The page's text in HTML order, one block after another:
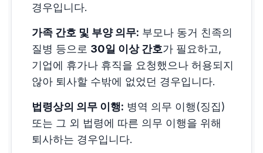
경우입니다.
가족 간호 및 부양 의무: 부모나 동거 친족의
질병 등으로 30일 이상 간호가 필요하고,
기업에 휴가나 휴직을 요청했으나 허용되지
않아 퇴사할 수밖에 없었던 경우입니다.
법령상의 의무 이행: 병역 의무 이행(징집)
또는 그 외 법령에 따른 의무 이행을 위해
퇴사하는 경우입니다.